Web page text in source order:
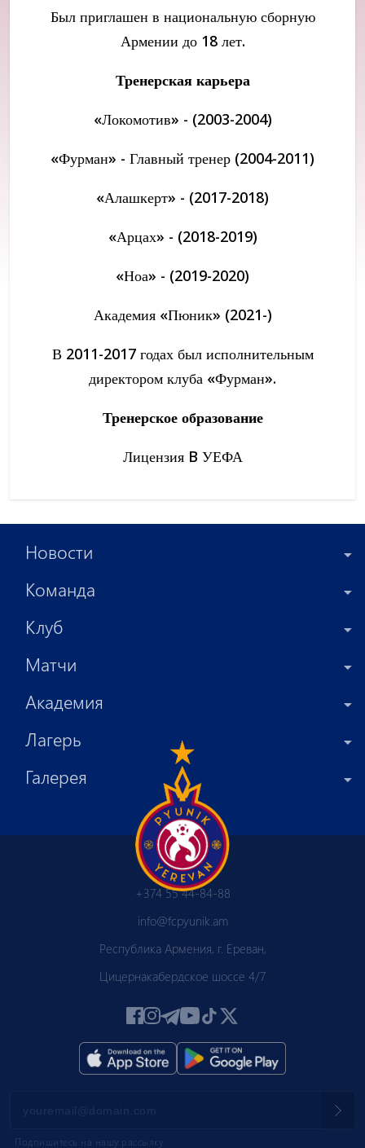
Был приглашен в национальную сборную
Армении до 18 лет.
Тренерская карьера
«Локомотив» - (2003-2004)
«Фурман» - Главный тренер (2004-2011)
«Алашкерт» - (2017-2018)
«Арцах» - (2018-2019)
«Ноа» - (2019-2020)
Академия «Пюник» (2021-)
В 2011-2017 годах был исполнительным
директором клуба «Фурман».
Тренерское образование
Лицензия B УЕФА
Новости
Команда
Клуб
Матчи
Академия
Лагерь
Галерея
+374 55 44-84-88
info@fcpyunik.am
Республика Армения, г. Ереван,
Цицернакабердское шоссе 4/7
Подпишитесь на нашу рассылку